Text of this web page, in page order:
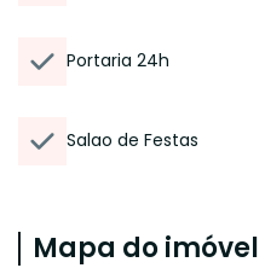
Portaria 24h
Salao de Festas
Mapa do imóvel